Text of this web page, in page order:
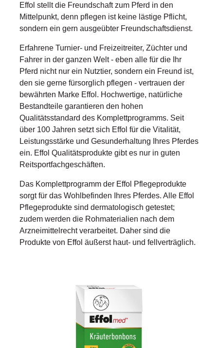
Effol stellt die Freundschaft zum Pferd in den
Mittelpunkt, denn pflegen ist keine lästige Pflicht,
sondern ein gern ausgeübter Freundschaftsdienst.
Erfahrene Turnier- und Freizeitreiter, Züchter und
Fahrer in der ganzen Welt - eben alle für die Ihr
Pferd nicht nur ein Nutztier, sondern ein Freund ist,
den sie gerne fürsorglich pflegen - vertrauen der
bewährten Marke Effol. Hochwertige, natürliche
Bestandteile garantieren den hohen
Qualitätsstandard des Komplettprogramms. Seit
über 100 Jahren setzt sich Effol für die Vitalität,
Leistungsstärke und Gesunderhaltung Ihres Pferdes
ein. Effol Qualitätsprodukte gibt es nur in guten
Reitsportfachgeschäften.
Das Komplettprogramm der Effol Pflegeprodukte
sorgt für das Wohlbefinden Ihres Pferdes. Alle Effol
Pflegeprodukte sind dermatologisch getestet;
zudem werden die Rohmaterialien nach dem
Arzneimittelrecht verarbeitet. Daher sind die
Produkte von Effol äußerst haut- und fellverträglich.